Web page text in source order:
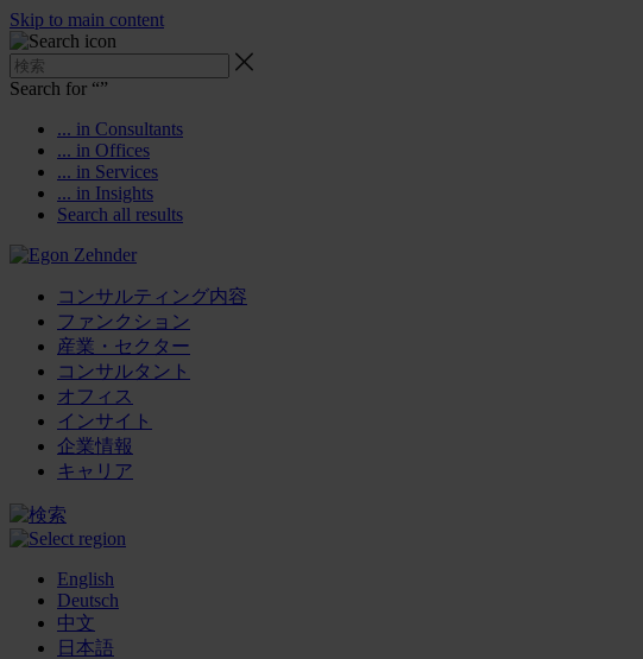
Skip to main content
Search for “”
... in Consultants
... in Offices
... in Services
... in Insights
Search all results
コンサルティング内容
ファンクション
産業・セクター
コンサルタント
オフィス
インサイト
企業情報
キャリア
English
Deutsch
中文
日本語